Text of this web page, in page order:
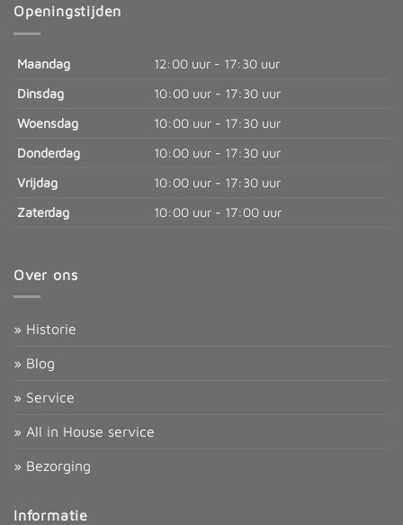
Openingstijden
Maandag
12:00 uur - 17:30 uur
Dinsdag
10:00 uur - 17:30 uur
Woensdag
10:00 uur - 17:30 uur
Donderdag
10:00 uur - 17:30 uur
Vrijdag
10:00 uur - 17:30 uur
Zaterdag
10:00 uur - 17:00 uur
Over ons
» Historie
» Blog
» Service
» All in House service
» Bezorging
Informatie